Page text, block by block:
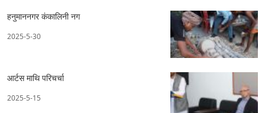
हनुमाननगर कंकालिनी नग
2025-5-30
आर्टस माथि परिचर्चा
2025-5-15